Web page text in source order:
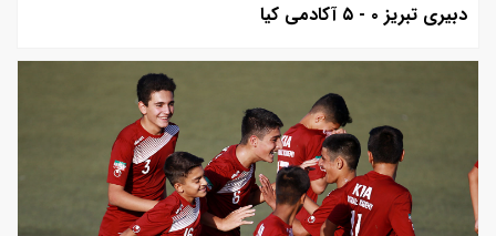
دبیری تبریز ۰ - ۵ آکادمی کیا